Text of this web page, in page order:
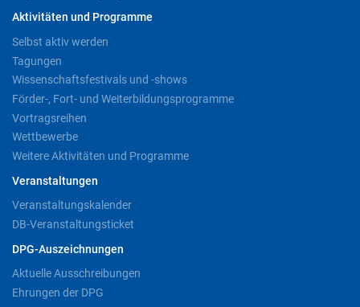
Aktivitäten und Programme
Selbst aktiv werden
Tagungen
Wissenschaftsfestivals und -shows
Förder-, Fort- und Weiterbildungsprogramme
Vortragsreihen
Wettbewerbe
Weitere Aktivitäten und Programme
Veranstaltungen
Veranstaltungskalender
DB-Veranstaltungsticket
DPG-Auszeichnungen
Aktuelle Ausschreibungen
Ehrungen der DPG